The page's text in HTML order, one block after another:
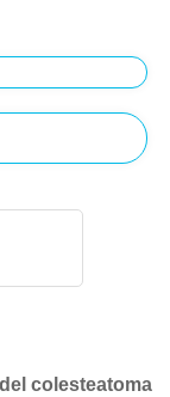
colesteatoma